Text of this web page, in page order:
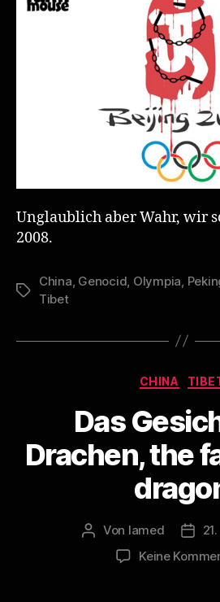
Unglaublich aber Wahr, wir
2008.
Schlagwörter
China Genocid Olympia
Tibet
CHINA
Das
Drachen, the
Beitragsautor
Von lamed
Keine